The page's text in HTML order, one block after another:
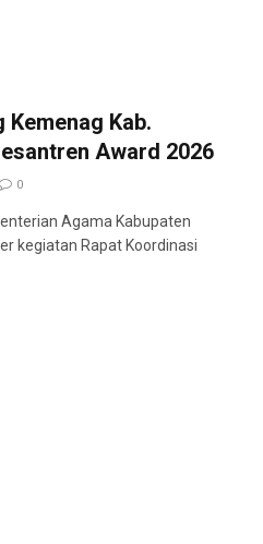
Kemenag Kab.
Award 2026
0
Agama Kabupaten
kegiatan Rapat Koordinasi